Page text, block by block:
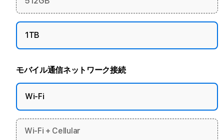
1TB
モバイル通信ネットワーク接続
Wi-Fi
Wi-Fi + Cellular